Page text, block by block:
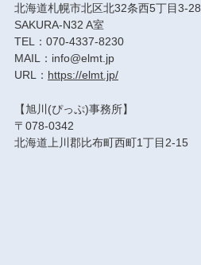
北海道札幌市北区北32条西5丁目3-28
SAKURA-N32 A室
TEL：070-4337-8230
MAIL：info@elmt.jp
URL： https://elmt.jp/
【旭川(ぴっぷ)事務所】
〒078-0342
北海道上川郡比布町西町1丁目2-15